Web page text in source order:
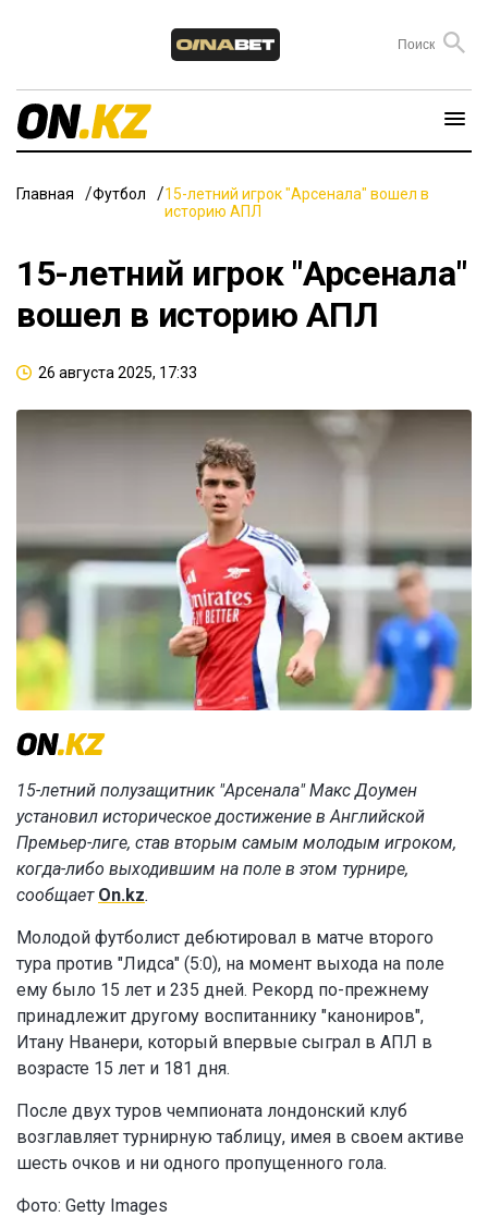
Главная Футбол
15-летний игрок "Арсенала" вошел в
историю АПЛ
15-летний игрок "Арсенала"
вошел в историю АПЛ
26 августа 2025, 17:33
15-летний полузащитник "Арсенала" Макс Доумен
установил историческое достижение в Английской
Премьер-лиге, став вторым самым молодым игроком,
когда-либо выходившим на поле в этом турнире,
сообщает On.kz.
Молодой футболист дебютировал в матче второго
тура против "Лидса" (5:0), на момент выхода на поле
ему было 15 лет и 235 дней. Рекорд по-прежнему
принадлежит другому воспитаннику "канониров",
Итану Нванери, который впервые сыграл в АПЛ в
возрасте 15 лет и 181 дня.
После двух туров чемпионата лондонский клуб
возглавляет турнирную таблицу, имея в своем активе
шесть очков и ни одного пропущенного гола.
Фото: Getty Images